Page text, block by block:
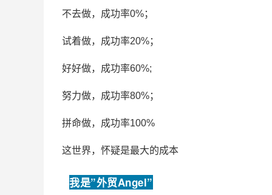
不去做，成功率0%；
试着做，成功率20%；
好好做，成功率60%;
努力做，成功率80%；
拼命做，成功率100%
这世界，怀疑是最大的成本
我是”外贸Angel”